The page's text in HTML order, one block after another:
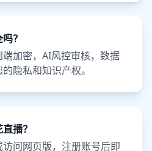
？
加密，AI风控审核，数据
隐私和知识产权。
播？
问网页版，注册账号后即